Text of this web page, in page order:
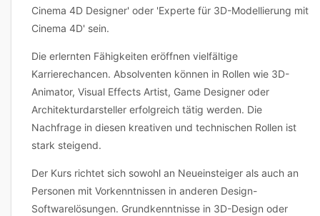
Cinema 4D Designer' oder 'Experte für 3D-Modellierung mit
Cinema 4D' sein.
Die erlernten Fähigkeiten eröffnen vielfältige
Karrierechancen. Absolventen können in Rollen wie 3D-
Animator, Visual Effects Artist, Game Designer oder
Architekturdarsteller erfolgreich tätig werden. Die
Nachfrage in diesen kreativen und technischen Rollen ist
stark steigend.
Der Kurs richtet sich sowohl an Neueinsteiger als auch an
Personen mit Vorkenntnissen in anderen Design-
Softwarelösungen. Grundkenntnisse in 3D-Design oder